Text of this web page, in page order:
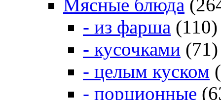
Мясные блюда
- из фарша (110)
- кусочками (71)
- целым куском
- порционные